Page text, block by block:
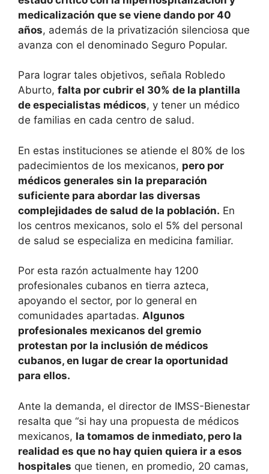
medicalización que se viene dando por 40
años, además de la privatización silenciosa que
avanza con el denominado Seguro Popular.
Para lograr tales objetivos, señala Robledo
Aburto, falta por cubrir el 30% de la plantilla
de especialistas médicos, y tener un médico
de familias en cada centro de salud.
En estas instituciones se atiende el 80% de los
padecimientos de los mexicanos, pero por
médicos generales sin la preparación
suficiente para abordar las diversas
complejidades de salud de la población. En
los centros mexicanos, solo el 5% del personal
de salud se especializa en medicina familiar.
Por esta razón actualmente hay 1200
profesionales cubanos en tierra azteca,
apoyando el sector, por lo general en
comunidades apartadas. Algunos
profesionales mexicanos del gremio
protestan por la inclusión de médicos
cubanos, en lugar de crear la oportunidad
para ellos.
Ante la demanda, el director de IMSS-Bienestar
resalta que “si hay una propuesta de médicos
mexicanos, la tomamos de inmediato, pero la
realidad es que no hay quien quiera ir a esos
hospitales que tienen, en promedio, 20 camas,